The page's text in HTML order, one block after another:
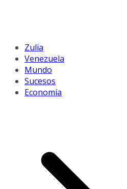
Zulia
Venezuela
Mundo
Sucesos
Economía